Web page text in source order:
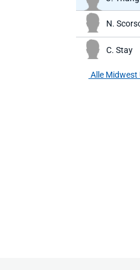
N.
C. Stay
Alle Midwest